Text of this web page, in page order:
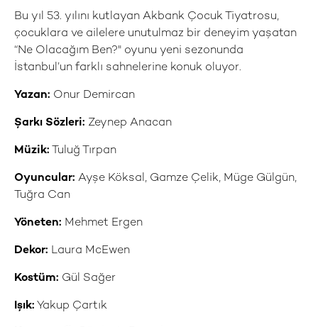
Bu yıl 53. yılını kutlayan Akbank Çocuk Tiyatrosu,
çocuklara ve ailelere unutulmaz bir deneyim yaşatan
“Ne Olacağım Ben?" oyunu yeni sezonunda
İstanbul’un farklı sahnelerine konuk oluyor.
Yazan: Onur Demircan
Şarkı Sözleri: Zeynep Anacan
Müzik: Tuluğ Tırpan
Oyuncular: Ayşe Köksal, Gamze Çelik, Müge Gülgün,
Tuğra Can
Yöneten: Mehmet Ergen
Dekor: Laura McEwen
Kostüm: Gül Sağer
Işık: Yakup Çartık